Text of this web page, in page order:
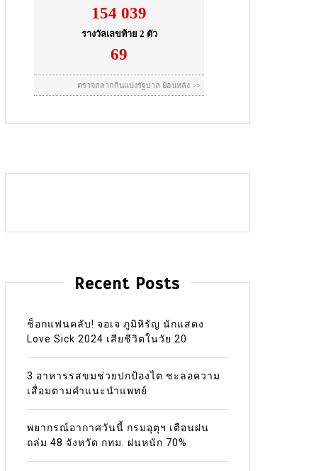
Recent Posts
ช็อกแฟนคลับ! จอเจ ภูมิหิรัญ นักแสดง
Love Sick 2024 เสียชีวิตในวัย 20
3 อาหารรสขมช่วยปกป้องไต ชะลอความ
เสื่อมตามคำแนะนำแพทย์
พยากรณ์อากาศวันนี้ กรมอุตุฯ เตือนฝน
ถล่ม 48 จังหวัด กทม. ฝนหนัก 70%